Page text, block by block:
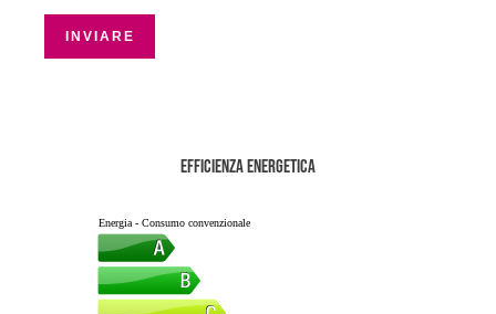
INVIARE
Efficienza energetica
Energia - Consumo convenzionale